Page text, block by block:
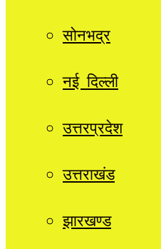
सोनभद्र
नई दिल्ली
उत्तरप्रदेश
उत्तराखंड
झारखण्ड